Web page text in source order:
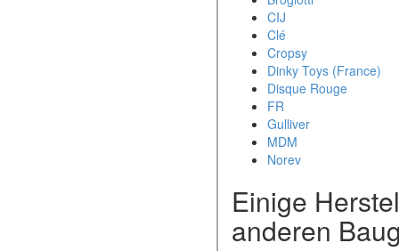
CIJ
Clé
Cropsy
Dinky Toys (France)
Disque Rouge
FR
Gulliver
MDM
Norev
Einige
anderen